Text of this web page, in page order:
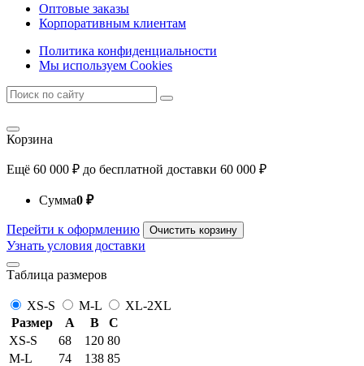
Оптовые заказы
Корпоративным клиентам
Политика конфиденциальности
Мы используем Cookies
Корзина
Ещё 60 000 ₽ до бесплатной доставки 60 000 ₽
Сумма0 ₽
Перейти к оформлению Очистить корзину
Узнать условия доставки
Таблица размеров
XS-S M-L
XL-2XL
Размер
A B
C
XS-S
68 120 80
M-L
74 138 85